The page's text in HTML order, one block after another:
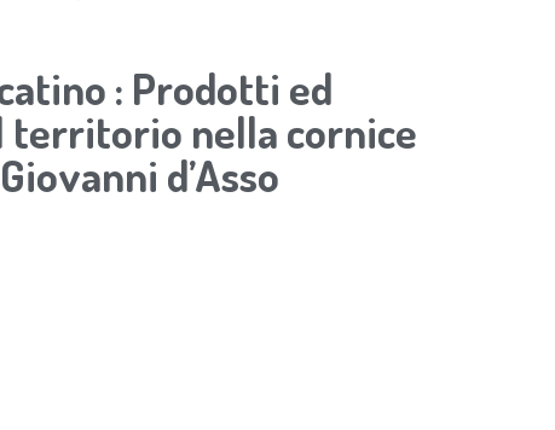
: Prodotti ed
territorio nella cornice
d’Asso